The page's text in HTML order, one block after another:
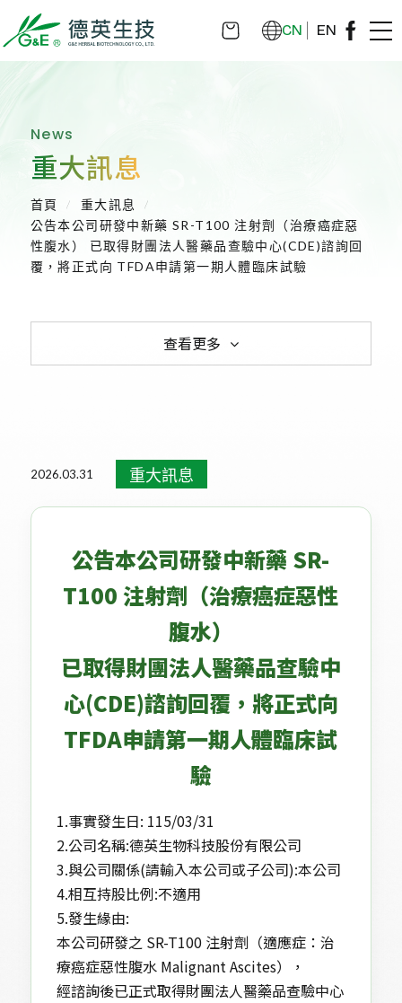
CN EN
News
重大訊息
首頁
重大訊息
公告本公司研發中新藥 SR-T100 注射劑（治療癌症惡
性腹水） 已取得財團法人醫藥品查驗中心(CDE)諮詢回
覆，將正式向 TFDA申請第一期人體臨床試驗
查看更多
2026.03.31 重大訊息
公告本公司研發中新藥 SR-
T100 注射劑（治療癌症惡性
腹水）
已取得財團法人醫藥品查驗中
心(CDE)諮詢回覆，將正式向
TFDA申請第一期人體臨床試
驗
1.事實發生日: 115/03/31
2.公司名稱:德英生物科技股份有限公司
3.與公司關係(請輸入本公司或子公司):本公司
4.相互持股比例:不適用
5.發生緣由:
本公司研發之 SR-T100 注射劑（適應症：治
療癌症惡性腹水 Malignant Ascites），
經諮詢後已正式取得財團法人醫藥品查驗中心